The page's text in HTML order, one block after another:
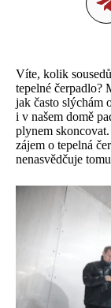
Víte, kolik
tepelné čerpadlo?
jak často slýchám
i v našem domě
plynem
zájem o tepelná
nenasvědčuje